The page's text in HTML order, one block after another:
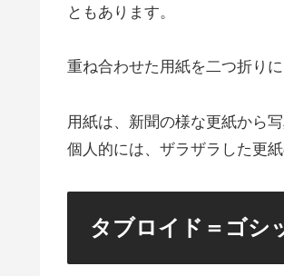
ともあります。
重ね合わせた用紙を二つ折り
用紙は、新聞の様な更紙から
個人的には、ザラザラした更
タブロイド＝ゴシ